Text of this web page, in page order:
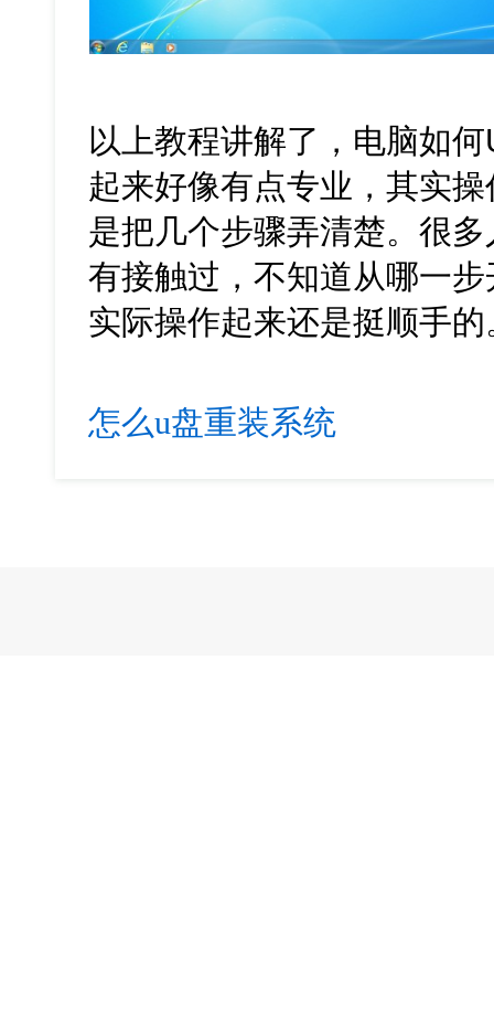
以上教程讲解了，电脑如
起来好像有点专业，其实
是把几个步骤弄清楚。很
有接触过，不知道从哪一
实际操作起来还是挺顺手的
怎么u盘重装系统